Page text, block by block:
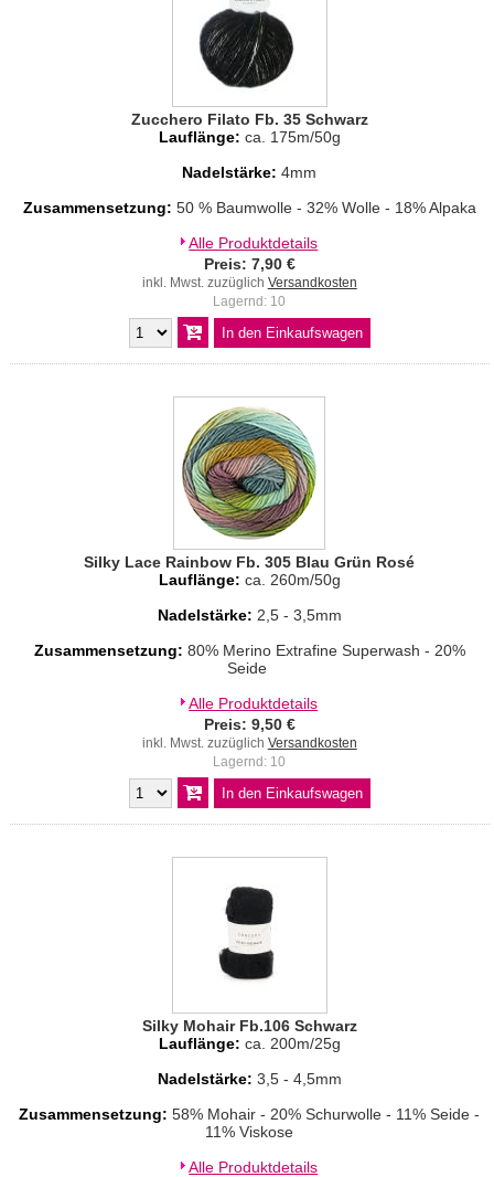
Zucchero Filato Fb. 35 Schwarz
Lauflänge: ca. 175m/50g
Nadelstärke: 4mm
Zusammensetzung: 50 % Baumwolle - 32% Wolle - 18% Alpaka
Alle Produktdetails
Preis: 7,90 €
inkl. Mwst. zuzüglich Versandkosten
Lagernd: 10
Silky Lace Rainbow Fb. 305 Blau Grün Rosé
Lauflänge: ca. 260m/50g
Nadelstärke: 2,5 - 3,5mm
Zusammensetzung: 80% Merino Extrafine Superwash - 20%
Seide
Alle Produktdetails
Preis: 9,50 €
inkl. Mwst. zuzüglich Versandkosten
Lagernd: 10
Silky Mohair Fb.106 Schwarz
Lauflänge: ca. 200m/25g
Nadelstärke: 3,5 - 4,5mm
Zusammensetzung:58% Mohair - 20% Schurwolle - 11% Seide -
11% Viskose
Alle Produktdetails